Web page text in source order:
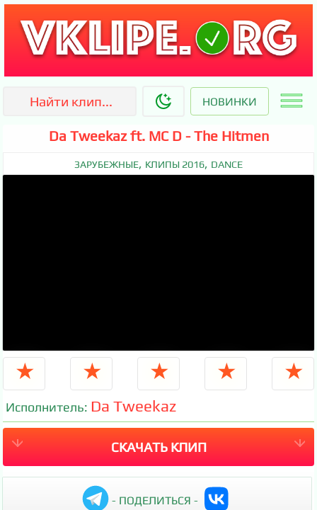
НОВИНКИ
Da Tweekaz ft. MC D - The Hitmen
ЗАРУБЕЖНЫЕ, КЛИПЫ 2016, DANCE
★ ★ ★ ★ ★
Исполнитель: Da Tweekaz
СКАЧАТЬ КЛИП
- ПОДЕЛИТЬСЯ -